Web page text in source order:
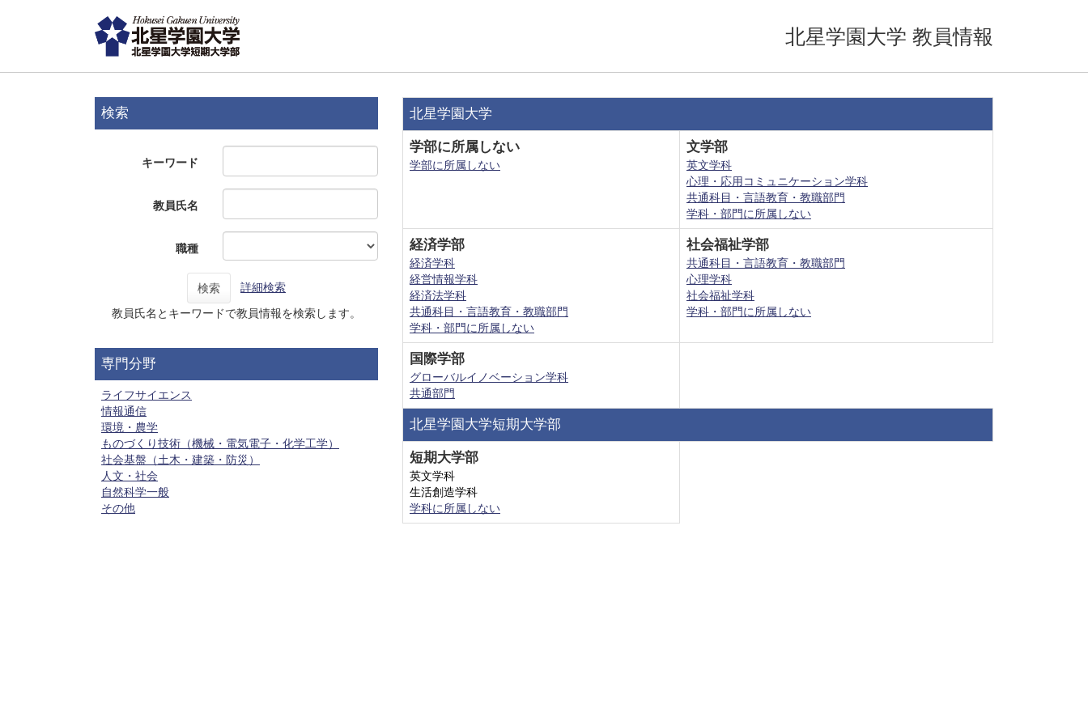
北星学園大学 教員情報
検索
キーワード
教員氏名
職種
検索 詳細検索
教員氏名とキーワードで教員情報を検索します。
専門分野
ライフサイエンス
情報通信
環境・農学
ものづくり技術（機械・電気電子・化学工学）
社会基盤（土木・建築・防災）
人文・社会
自然科学一般
その他
北星学園大学
学部に所属しない
学部に所属しない
文学部
英文学科
心理・応用コミュニケーション学科
共通科目・言語教育・教職部門
学科・部門に所属しない
経済学部
経済学科
経営情報学科
経済法学科
共通科目・言語教育・教職部門
学科・部門に所属しない
社会福祉学部
共通科目・言語教育・教職部門
心理学科
社会福祉学科
学科・部門に所属しない
国際学部
グローバルイノベーション学科
共通部門
北星学園大学短期大学部
短期大学部
英文学科
生活創造学科
学科に所属しない